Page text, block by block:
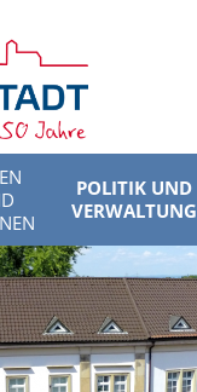
POLITIK UND
VERWALTUNG